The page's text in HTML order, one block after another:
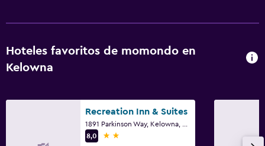
Hoteles favoritos de momondo en
Kelowna
Recreation Inn & Suites
8,0
2 estrellas